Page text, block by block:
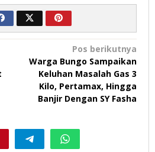
Pos berikutnya
Warga Bungo Sampaikan
Keluhan Masalah Gas 3
Kilo, Pertamax, Hingga
Banjir Dengan SY Fasha